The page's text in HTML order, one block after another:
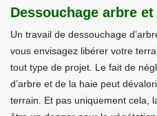
Dessouchage arbre et
Un travail de dessouchage
vous envisagez libérer votre
tout type de projet. Le fait de
d’arbre et de la haie peut
terrain. Et pas uniquement cela,